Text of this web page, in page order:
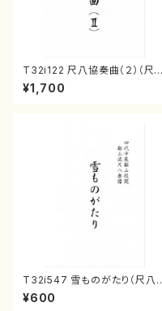
T32i122 尺八協奏曲（２）（尺
八/二代 山本邦山/尺八/都山式
譜）都山流公刊楽譜曲番:571
¥1,700
T32i547 雪ものがたり（尺八/
沢井忠夫/楽譜）都山流公刊楽譜
曲番:2256
¥600